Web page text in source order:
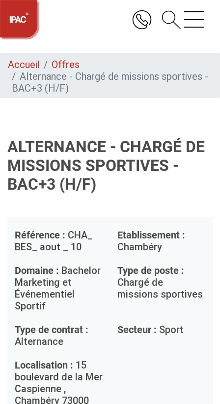
Aller
contenu
Accueil
Offres
Alternance - Chargé de missions sportives -
BAC+3 (H/F)
ALTERNANCE - CHARGÉ DE
MISSIONS SPORTIVES -
BAC+3 (H/F)
Référence : CHA_
BES_ aout _ 10
Etablissement :
Chambéry
Domaine : Bachelor
Marketing et
Événementiel
Sportif
Type de poste :
Chargé de
missions sportives
Type de contrat :
Alternance
Secteur : Sport
Localisation : 15
boulevard de la Mer
Caspienne ,
Chambéry 73000